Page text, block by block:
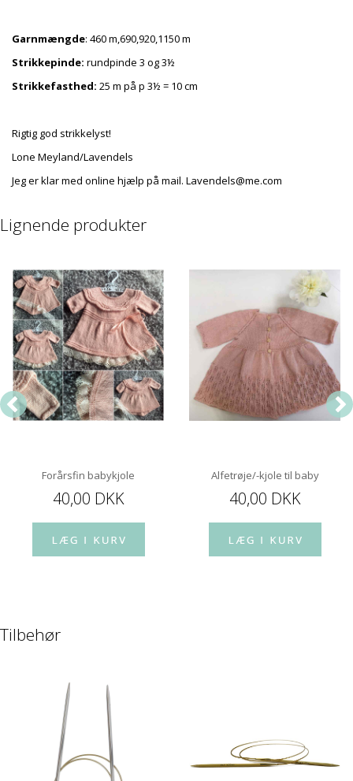
Garnmængde: 460 m,690,920,1150 m
Strikkepinde: rundpinde 3 og 3½
Strikkefasthed: 25 m på p 3½ = 10 cm
Rigtig god strikkelyst!
Lone Meyland/Lavendels
Jeg er klar med online hjælp på mail. Lavendels@me.com
Lignende produkter
Forårsfin babykjole
40,00 DKK
Alfetrøje/-kjole til baby
40,00 DKK
Tilbehør